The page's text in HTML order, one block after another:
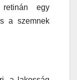
egy
a szemnek